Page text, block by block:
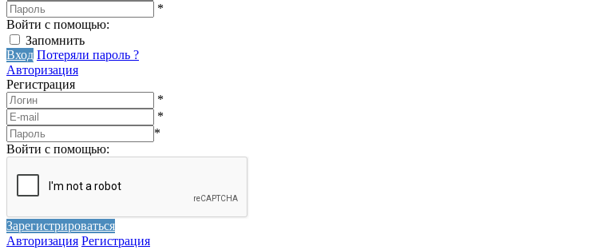
*
Войти с помощью:
Запомнить
Вход Потеряли пароль ?
Авторизация
Регистрация
*
*
*
Войти с помощью:
Зарегистрироваться
Авторизация Регистрация